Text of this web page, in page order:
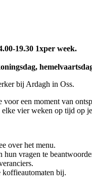
19.30 1xper week.
bij Ardagh in Oss.
een moment van
vier weken op tijd op
over het menu.
hun vragen te
koffieautomaten bij.